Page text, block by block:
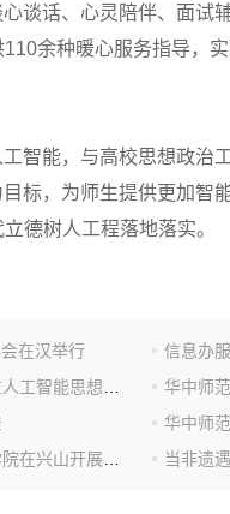
话、心灵陪伴、面试
余种暖心服务指导，
能，与高校思想政治工
目标，为师生提供更加
德树人工程落地落实。
在汉举行